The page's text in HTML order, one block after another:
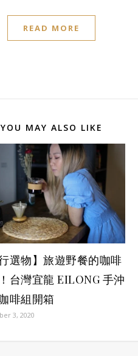
READ MORE
YOU MAY ALSO LIKE
行選物】旅遊野餐的咖啡
台灣宜龍 EILONG 手沖
啡組開箱
3, 2020